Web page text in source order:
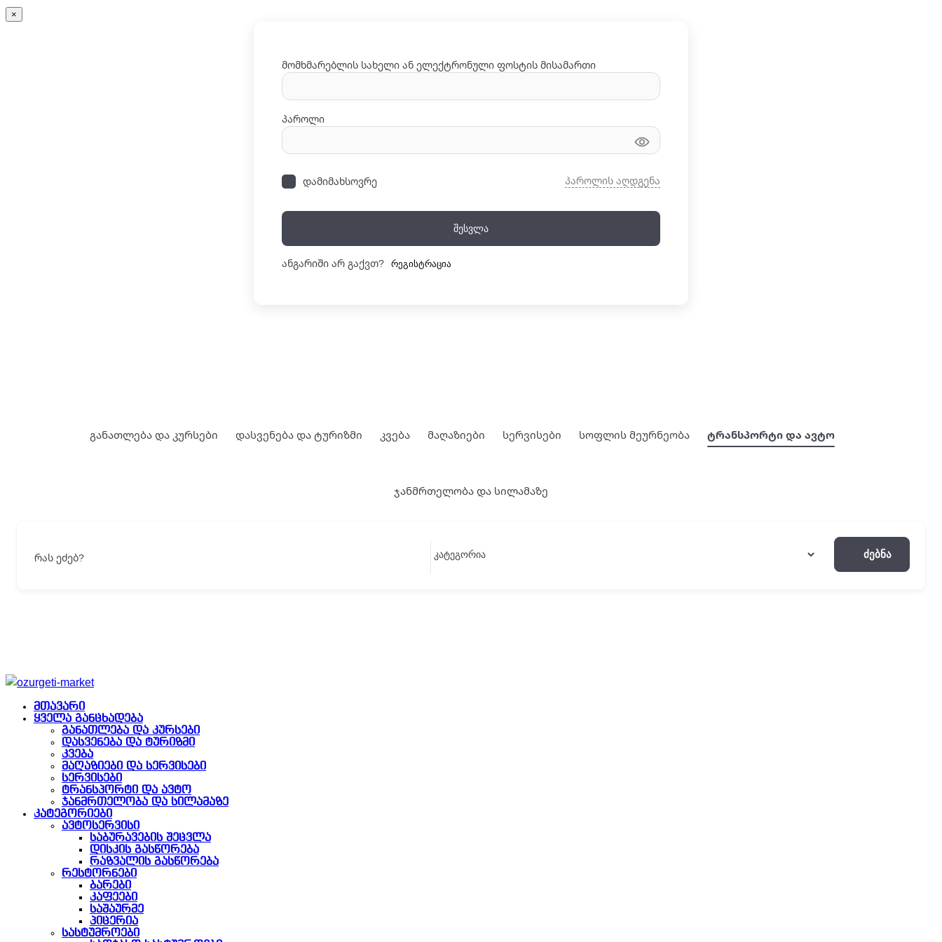
×
მომხმარებლის სახელი ან ელექტრონული ფოსტის მისამართი
პაროლი
დამიმახსოვრე პაროლის აღდგენა
Შესვლა
ანგარიში არ გაქვთ? Რეგისტრაცია
განათლება და კურსები დასვენება და ტურიზმი კვება მაღაზიები სერვისები სოფლის მეურნეობა ტრანსპორტი და ავტო
ჯანმრთელობა და სილამაზე
რას ეძებ? Ძებნა
მთავარი
ყველა განცხადება
განათლება და კურსები
დასვენება და ტურიზმი
კვება
მაღაზიები და სერვისები
სერვისები
ტრანსპორტი და ავტო
ჯანმრთელობა და სილამაზე
კატეგორიები
ავტოსერვისი
საბურავების შეცვლა
დისკის გასწორება
რაზვალის გასწორება
რესტორნები
ბარები
კაფეები
საშაურმე
პიცერია
სასტუმროები